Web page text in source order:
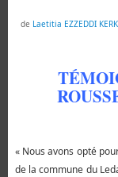
de Laetitia EZZEDDI
« Nous avons opté
de la commune du